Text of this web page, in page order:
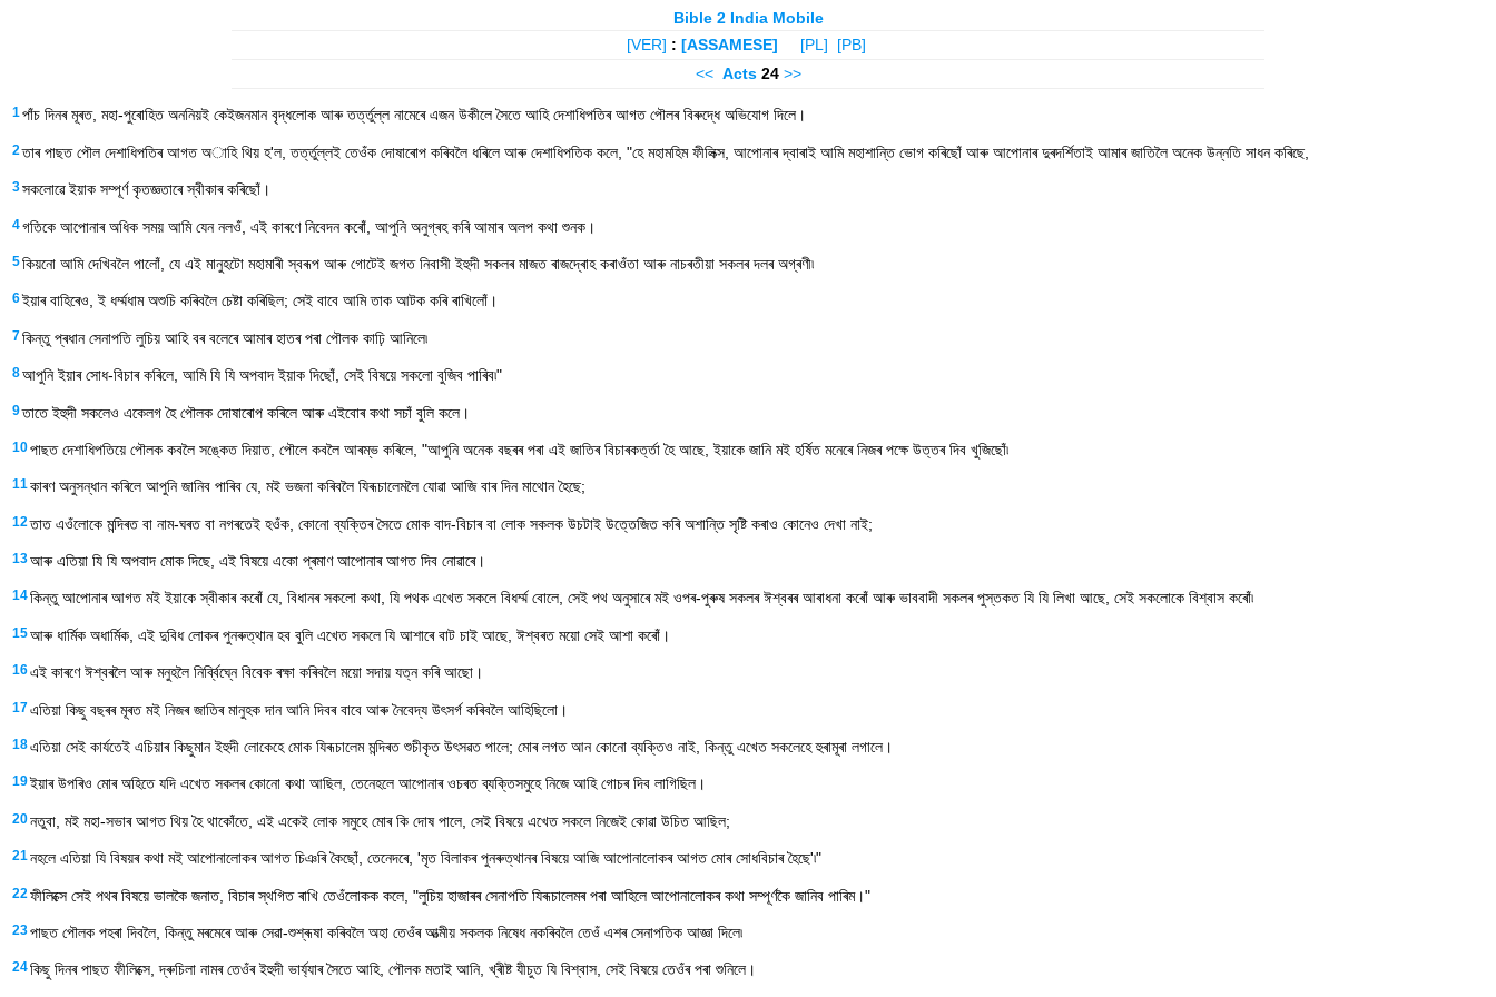
Bible 2 India Mobile
[VER] : [ASSAMESE] [PL]
[PB]
<< Acts24 >>
1 পাঁচ দিনৰ মূৰত, মহা-পুৰোহিত অননিয়ই কেইজনমান বৃদ্ধলোক আৰু তৰ্ত্তুল্ল নামেৰে এজন উকীলে সৈতে আহি দেশাধিপতিৰ আগত পৌলৰ বিৰুদ্ধে অভিযোগ দিলে।
2 তাৰ পাছত পৌল দেশাধিপতিৰ আগত অাহি থিয় হ'ল, তৰ্ত্তুল্লই তেওঁক দোষাৰোপ কৰিবলৈ ধৰিলে আৰু দেশাধিপতিক কলে, "হে মহামহিম ফীলিক্স, আপোনাৰ দ্বাৰাই আমি মহাশান্তি ভোগ কৰিছোঁ আৰু আপোনাৰ দুৰদর্শিতাই আমাৰ জাতিলৈ অনেক উন্নতি সাধন কৰিছে,
3সকলোৱে ইয়াক সম্পূৰ্ণ কৃতজ্ঞতাৰে স্বীকাৰ কৰিছোঁ।
4গতিকে আপোনাৰ অধিক সময় আমি যেন নলওঁ, এই কাৰণে নিবেদন কৰোঁ, আপুনি অনুগ্ৰহ কৰি আমাৰ অলপ কথা শুনক।
5কিয়নো আমি দেখিবলৈ পালোঁ, যে এই মানুহটো মহামাৰী স্বৰূপ আৰু গোটেই জগত নিবাসী ইহুদী সকলৰ মাজত ৰাজদ্ৰোহ কৰাওঁতা আৰু নাচৰতীয়া সকলৰ দলৰ অগ্ৰণী৷
6ইয়াৰ বাহিৰেও, ই ধৰ্ম্মধাম অশুচি কৰিবলৈ চেষ্টা কৰিছিল; সেই বাবে আমি তাক আটক কৰি ৰাখিলোঁ।
7কিন্তু প্ৰধান সেনাপতি লুচিয় আহি বৰ বলেৰে আমাৰ হাতৰ পৰা পৌলক কাঢ়ি আনিলে৷
8আপুনি ইয়াৰ সোধ-বিচাৰ কৰিলে, আমি যি যি অপবাদ ইয়াক দিছোঁ, সেই বিষয়ে সকলো বুজিব পাৰিব৷"
9তাতে ইহুদী সকলেও একেলগ হৈ পৌলক দোষাৰোপ কৰিলে আৰু এইবোৰ কথা সচাঁ বুলি কলে।
10পাছত দেশাধিপতিয়ে পৌলক কবলৈ সঙ্কেত দিয়াত, পৌলে কবলৈ আৰম্ভ কৰিলে, "আপুনি অনেক বছৰৰ পৰা এই জাতিৰ বিচাৰকৰ্ত্তা হৈ আছে, ইয়াকে জানি মই হৰ্ষিত মনেৰে নিজৰ পক্ষে উত্তৰ দিব খুজিছোঁ৷
11 কাৰণ অনুসন্ধান কৰিলে আপুনি জানিব পাৰিব যে, মই ভজনা কৰিবলৈ যিৰূচালেমলৈ যোৱা আজি বাৰ দিন মাথোন হৈছে;
12 তাত এওঁলোকে মন্দিৰত বা নাম-ঘৰত বা নগৰতেই হওঁক, কোনো ব্যক্তিৰ সৈতে মোক বাদ-বিচাৰ বা লোক সকলক উচটাই উত্তেজিত কৰি অশান্তি সৃষ্টি কৰাও কোনেও দেখা নাই;
13আৰু এতিয়া যি যি অপবাদ মোক দিছে, এই বিষয়ে একো প্ৰমাণ আপোনাৰ আগত দিব নোৱাৰে।
14কিন্তু আপোনাৰ আগত মই ইয়াকে স্বীকাৰ কৰোঁ যে, বিধানৰ সকলো কথা, যি পথক এখেত সকলে বিধৰ্ম্ম বোলে, সেই পথ অনুসাৰে মই ওপৰ-পুৰুষ সকলৰ ঈশ্বৰৰ আৰাধনা কৰোঁ আৰু ভাববাদী সকলৰ পুস্তকত যি যি লিখা আছে, সেই সকলোকে বিশ্বাস কৰোঁ৷
15আৰু ধার্মিক অধার্মিক, এই দুবিধ লোকৰ পুনৰুত্থান হব বুলি এখেত সকলে যি আশাৰে বাট চাই আছে, ঈশ্বৰত ময়ো সেই আশা কৰোঁ।
16এই কাৰণে ঈশ্বৰলৈ আৰু মনুহলৈ নির্ব্বিঘ্নে বিবেক ৰক্ষা কৰিবলৈ ময়ো সদায় যত্ন কৰি আছো।
17এতিয়া কিছু বছৰৰ মূৰত মই নিজৰ জাতিৰ মানুহক দান আনি দিবৰ বাবে আৰু নৈবেদ্য উৎসর্গ কৰিবলৈ আহিছিলো।
18এতিয়া সেই কার্যতেই এচিয়াৰ কিছুমান ইহুদী লোকেহে মোক যিৰূচালেম মন্দিৰত শুচীকৃত উৎসৱত পালে; মোৰ লগত আন কোনো ব্যক্তিও নাই, কিন্তু এখেত সকলেহে হুৰামূৰা লগালে।
19ইয়াৰ উপৰিও মোৰ অহিতে যদি এখেত সকলৰ কোনো কথা আছিল, তেনেহলে আপোনাৰ ওচৰত ব্যক্তিসমুহে নিজে আহি গোচৰ দিব লাগিছিল।
20নতুবা, মই মহা-সভাৰ আগত থিয় হৈ থাকোঁতে, এই একেই লোক সমুহে মোৰ কি দোষ পালে, সেই বিষয়ে এখেত সকলে নিজেই কোৱা উচিত আছিল;
21 নহলে এতিয়া যি বিষয়ৰ কথা মই আপোনালোকৰ আগত চিঞৰি কৈছোঁ, তেনেদৰে, 'মৃত বিলাকৰ পুনৰুত্থানৰ বিষয়ে আজি আপোনালোকৰ আগত মোৰ সোধবিচাৰ হৈছে'৷"
22 ফীলিক্সে সেই পথৰ বিষয়ে ভালকৈ জনাত, বিচাৰ স্থগিত ৰাখি তেওঁলোকক কলে, "লুচিয় হাজাৰৰ সেনাপতি যিৰূচালেমৰ পৰা আহিলে আপোনালোকৰ কথা সম্পূর্ণকৈ জানিব পাৰিম।"
23পাছত পৌলক পহৰা দিবলৈ, কিন্তু মৰমেৰে আৰু সেৱা-শুশ্ৰূষা কৰিবলৈ অহা তেওঁৰ আত্মীয় সকলক নিষেধ নকৰিবলৈ তেওঁ এশৰ সেনাপতিক আজ্ঞা দিলে৷
24কিছু দিনৰ পাছত ফীলিক্সে, দ্ৰুচিলা নামৰ তেওঁৰ ইহুদী ভার্য্যাৰ সৈতে আহি, পৌলক মতাই আনি, খ্ৰীষ্ট যীচুত যি বিশ্বাস, সেই বিষয়ে তেওঁৰ পৰা শুনিলে।